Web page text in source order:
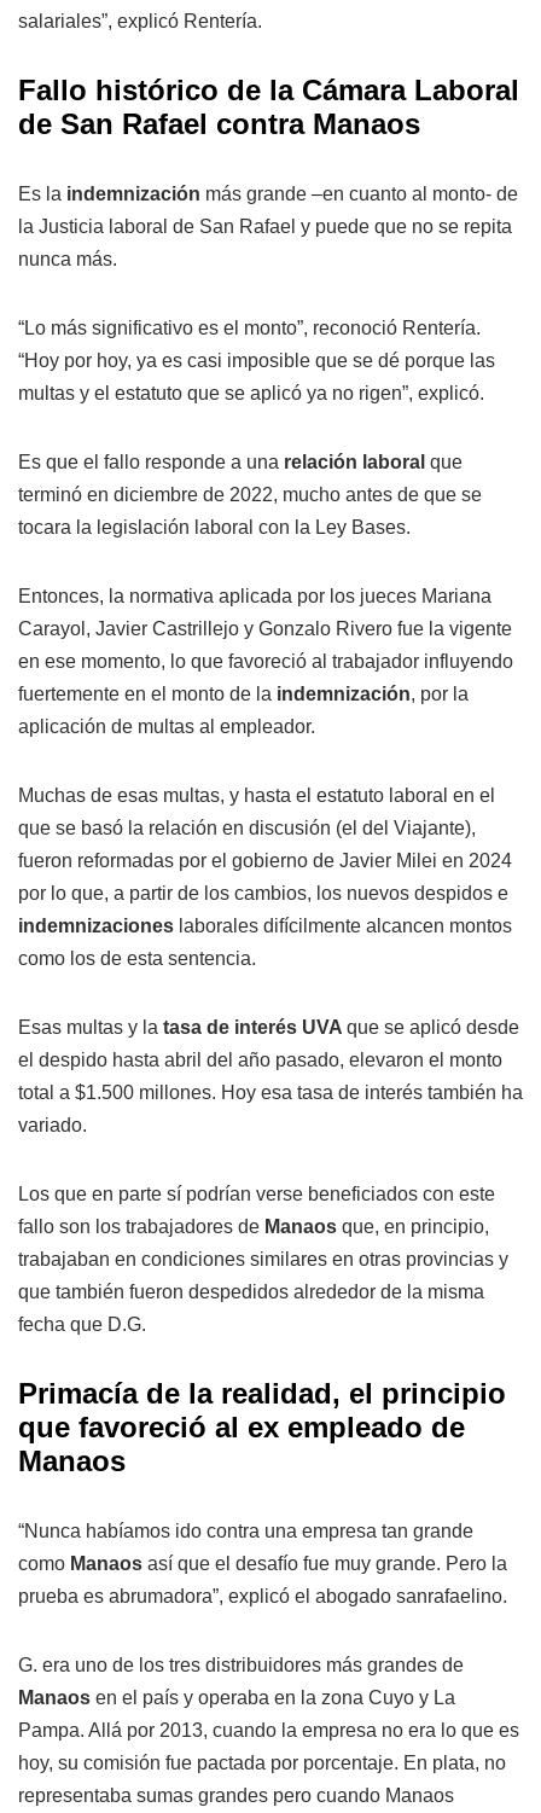
salariales”, explicó Rentería.
Fallo histórico de la Cámara Laboral
de San Rafael contra Manaos
Es la indemnización más grande –en cuanto al monto- de
la Justicia laboral de San Rafael y puede que no se repita
nunca más.
“Lo más significativo es el monto”, reconoció Rentería.
“Hoy por hoy, ya es casi imposible que se dé porque las
multas y el estatuto que se aplicó ya no rigen”, explicó.
Es que el fallo responde a una relación laboral que
terminó en diciembre de 2022, mucho antes de que se
tocara la legislación laboral con la Ley Bases.
Entonces, la normativa aplicada por los jueces Mariana
Carayol, Javier Castrillejo y Gonzalo Rivero fue la vigente
en ese momento, lo que favoreció al trabajador influyendo
fuertemente en el monto de la indemnización, por la
aplicación de multas al empleador.
Muchas de esas multas, y hasta el estatuto laboral en el
que se basó la relación en discusión (el del Viajante),
fueron reformadas por el gobierno de Javier Milei en 2024
por lo que, a partir de los cambios, los nuevos despidos e
indemnizaciones laborales difícilmente alcancen montos
como los de esta sentencia.
Esas multas y la tasa de interés UVA que se aplicó desde
el despido hasta abril del año pasado, elevaron el monto
total a $1.500 millones. Hoy esa tasa de interés también ha
variado.
Los que en parte sí podrían verse beneficiados con este
fallo son los trabajadores de Manaos que, en principio,
trabajaban en condiciones similares en otras provincias y
que también fueron despedidos alrededor de la misma
fecha que D.G.
Primacía de la realidad, el principio
que favoreció al ex empleado de
Manaos
“Nunca habíamos ido contra una empresa tan grande
como Manaos así que el desafío fue muy grande. Pero la
prueba es abrumadora”, explicó el abogado sanrafaelino.
G. era uno de los tres distribuidores más grandes de
Manaos en el país y operaba en la zona Cuyo y La
Pampa. Allá por 2013, cuando la empresa no era lo que es
hoy, su comisión fue pactada por porcentaje. En plata, no
representaba sumas grandes pero cuando Manaos